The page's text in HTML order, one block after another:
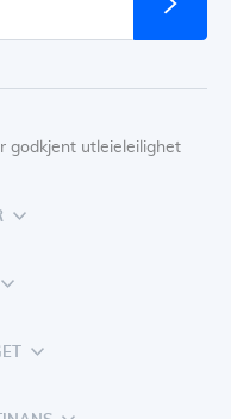
godkjent utleieleilighet